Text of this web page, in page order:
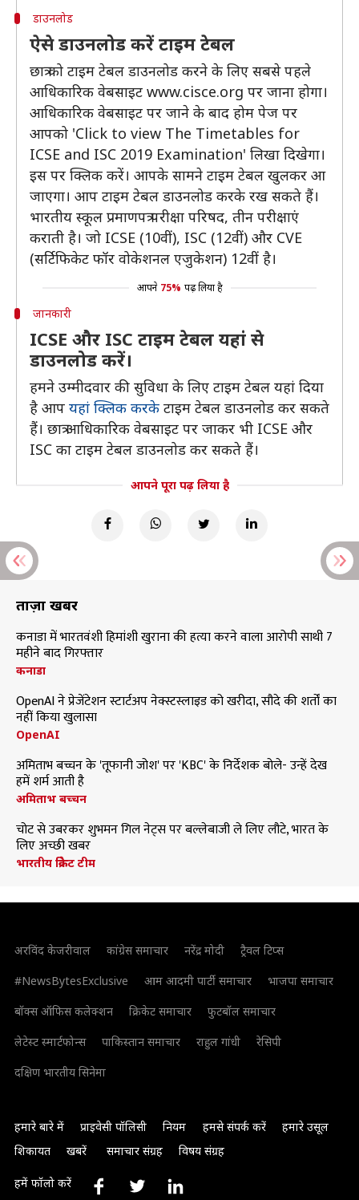
डाउनलोड
ऐसे डाउनलोड करें टाइम टेबल
छात्र को टाइम टेबल डाउनलोड करने के लिए सबसे पहले
आधिकारिक वेबसाइट www.cisce.org पर जाना होगा।
आधिकारिक वेबसाइट पर जाने के बाद होम पेज पर
आपको 'Click to view The Timetables for
ICSE and ISC 2019 Examination' लिखा दिखेगा।
इस पर क्लिक करें। आपके सामने टाइम टेबल खुलकर आ
जाएगा। आप टाइम टेबल डाउनलोड करके रख सकते हैं।
भारतीय स्कूल प्रमाणपत्र परीक्षा परिषद, तीन परीक्षाएं
कराती है। जो ICSE (10वीं), ISC (12वीं) और CVE
(सर्टिफिकेट फॉर वोकेशनल एजुकेशन) 12वीं है।
आपने 75% पढ़ लिया है
जानकारी
ICSE और ISC टाइम टेबल यहां से
डाउनलोड करें।
हमने उम्मीदवार की सुविधा के लिए टाइम टेबल यहां दिया
है आप यहां क्लिक करके टाइम टेबल डाउनलोड कर सकते
हैं। छात्र आधिकारिक वेबसाइट पर जाकर भी ICSE और
ISC का टाइम टेबल डाउनलोड कर सकते हैं।
आपने पूरा पढ़ लिया है
ताज़ा खबरें
कनाडा में भारतवंशी हिमांशी खुराना की हत्या करने वाला आरोपी साथी 7
महीने बाद गिरफ्तार
कनाडा
OpenAI ने प्रेजेंटेशन स्टार्टअप नेक्स्टस्लाइड को खरीदा, सौदे की शर्तों का
नहीं किया खुलासा
OpenAI
अमिताभ बच्चन के 'तूफानी जोश' पर 'KBC' के निर्देशक बोले- उन्हें देख
हमें शर्म आती है
अमिताभ बच्चन
चोट से उबरकर शुभमन गिल नेट्स पर बल्लेबाजी ले लिए लौटे, भारत के
लिए अच्छी खबर
भारतीय क्रिकेट टीम
अरविंद केजरीवाल कांग्रेस समाचार नरेंद्र मोदी
ट्रैवल टिप्स
#NewsBytesExclusive
आम आदमी पार्टी समाचार
भाजपा समाचार
बॉक्स ऑफिस कलेक्शन
क्रिकेट समाचार
फुटबॉल समाचार
लेटेस्ट स्मार्टफोन्स
पाकिस्तान समाचार राहुल गांधी
रेसिपी
दक्षिण भारतीय सिनेमा
हमारे बारे में प्राइवेसी पॉलिसी नियम हमसे संपर्क करें
हमारे उसूल
शिकायत
खबरें समाचार संग्रह विषय संग्रह
हमें फॉलो करें